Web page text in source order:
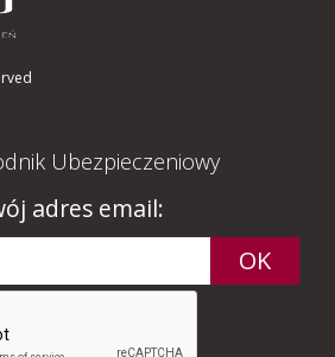
Ubezpieczeniowy
adres email: